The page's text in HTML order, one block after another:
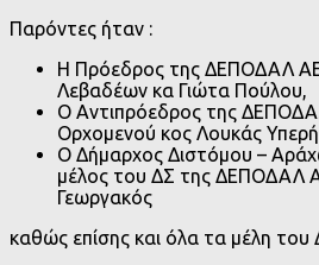
Παρόντες ήταν :
Η Πρόεδρος της ΔΕΠΟΔΑΛ ΑΕ
Λεβαδέων κα Γιώτα Πούλου,
Ο Αντιπρόεδρος της
Ορχομενού κος Λουκάς
Ο Δήμαρχος Διστόμου –
μέλος του ΔΣ της ΔΕΠΟΔΑΛ
Γεωργακός
καθώς επίσης και όλα τα μέλη